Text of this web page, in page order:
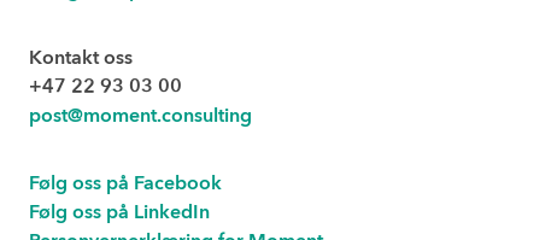
Kontakt oss
+47 22 93 03 00
post@moment.consulting
Følg oss på Facebook
Følg oss på LinkedIn